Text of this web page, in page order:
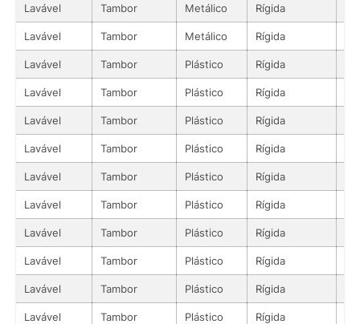
Lavável Tambor Metálico Rígida
Lavável Tambor Metálico Rígida
Lavável Tambor Plástico Rígida
Lavável Tambor Plástico Rígida
Lavável Tambor Plástico Rígida
Lavável Tambor Plástico Rígida
Lavável Tambor Plástico Rígida
Lavável Tambor Plástico Rígida
Lavável Tambor Plástico Rígida
Lavável Tambor Plástico Rígida
Lavável Tambor Plástico Rígida
Lavável Tambor Plástico Rígida